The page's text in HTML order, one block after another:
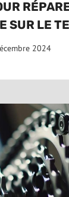
SUR LE
2024